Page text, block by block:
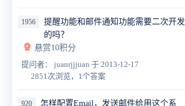
1956
提醒功能和邮件通知功能需要二次开发
的吗？
悬赏10积分
提问者： juanrjjjuan 于 2013-12-17
2851次浏览，1个答案
920 怎样配置Email，发送邮件给用这个系